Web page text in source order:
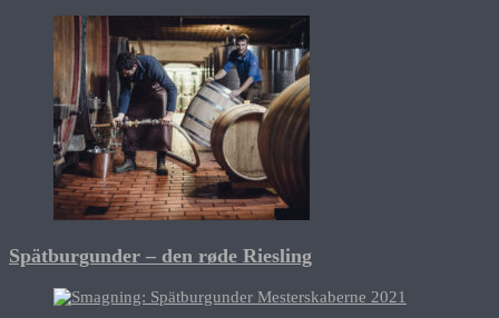
Spätburgunder – den røde Riesling